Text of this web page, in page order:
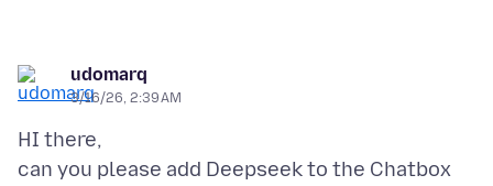
udomarq
3/16/26, 2:39 AM
HI there,
can you please add Deepseek to the Chatbox